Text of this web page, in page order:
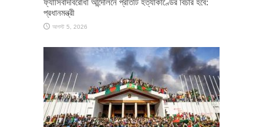
প্রধানমন্ত্রী
আগস্ট 5, 2026